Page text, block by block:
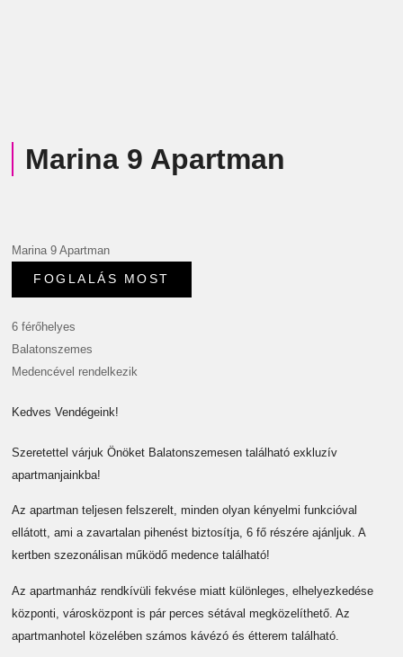
Marina 9 Apartman
Marina 9 Apartman
6 férőhelyes
Balatonszemes
Medencével rendelkezik
Kedves Vendégeink!
Szeretettel várjuk Önöket Balatonszemesen található exkluzív
apartmanjainkba!
Az apartman teljesen felszerelt, minden olyan kényelmi funkcióval
ellátott, ami a zavartalan pihenést biztosítja, 6 fő részére ajánljuk. A
kertben szezonálisan működő medence található!
Az apartmanház rendkívüli fekvése miatt különleges, elhelyezkedése
központi, városközpont is pár perces sétával megközelíthető. Az
apartmanhotel közelében számos kávézó és étterem található.